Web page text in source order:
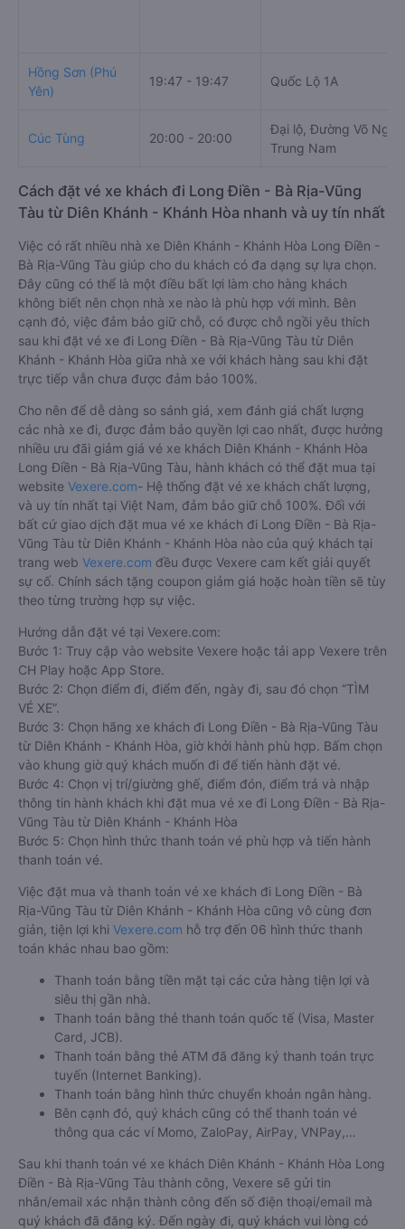
Hồng Sơn (Phú
Yên)
19:47 - 19:47 Quốc Lộ 1A
Cúc Tùng 20:00 - 20:00
Đại lộ, Đường Võ
Trung Nam
Cách đặt vé xe khách đi Long Điền - Bà Rịa-Vũng
Tàu từ Diên Khánh - Khánh Hòa nhanh và uy tín nhất
Việc có rất nhiều nhà xe Diên Khánh - Khánh Hòa Long Điền -
Bà Rịa-Vũng Tàu giúp cho du khách có đa dạng sự lựa chọn.
Đây cũng có thể là một điều bất lợi làm cho hàng khách
không biết nên chọn nhà xe nào là phù hợp với mình. Bên
cạnh đó, việc đảm bảo giữ chỗ, có được chỗ ngồi yêu thích
sau khi đặt vé xe đi Long Điền - Bà Rịa-Vũng Tàu từ Diên
Khánh - Khánh Hòa giữa nhà xe với khách hàng sau khi đặt
trực tiếp vẫn chưa được đảm bảo 100%.
Cho nên để dễ dàng so sánh giá, xem đánh giá chất lượng
các nhà xe đi, được đảm bảo quyền lợi cao nhất, được hưởng
nhiều ưu đãi giảm giá vé xe khách Diên Khánh - Khánh Hòa
Long Điền - Bà Rịa-Vũng Tàu, hành khách có thể đặt mua tại
website Vexere.com- Hệ thống đặt vé xe khách chất lượng,
và uy tín nhất tại Việt Nam, đảm bảo giữ chỗ 100%. Đối với
bất cứ giao dịch đặt mua vé xe khách đi Long Điền - Bà Rịa-
Vũng Tàu từ Diên Khánh - Khánh Hòa nào của quý khách tại
trang web Vexere.com đều được Vexere cam kết giải quyết
sự cố. Chính sách tặng coupon giảm giá hoặc hoàn tiền sẽ tùy
theo từng trường hợp sự việc.
Hướng dẫn đặt vé tại Vexere.com:
Bước 1: Truy cập vào website Vexere hoặc tải app Vexere trên
CH Play hoặc App Store.
Bước 2: Chọn điểm đi, điểm đến, ngày đi, sau đó chọn “TÌM
VÉ XE”.
Bước 3: Chọn hãng xe khách đi Long Điền - Bà Rịa-Vũng Tàu
từ Diên Khánh - Khánh Hòa, giờ khởi hành phù hợp. Bấm chọn
vào khung giờ quý khách muốn đi để tiến hành đặt vé.
Bước 4: Chọn vị trí/giường ghế, điểm đón, điểm trả và nhập
thông tin hành khách khi đặt mua vé xe đi Long Điền - Bà Rịa-
Vũng Tàu từ Diên Khánh - Khánh Hòa
Bước 5: Chọn hình thức thanh toán vé phù hợp và tiến hành
thanh toán vé.
Việc đặt mua và thanh toán vé xe khách đi Long Điền - Bà
Rịa-Vũng Tàu từ Diên Khánh - Khánh Hòa cũng vô cùng đơn
giản, tiện lợi khi Vexere.com hỗ trợ đến 06 hình thức thanh
toán khác nhau bao gồm:
Thanh toán bằng tiền mặt tại các cửa hàng tiện lợi và
siêu thị gần nhà.
Thanh toán bằng thẻ thanh toán quốc tế (Visa, Master
Card, JCB).
Thanh toán bằng thẻ ATM đã đăng ký thanh toán trực
tuyến (Internet Banking).
Thanh toán bằng hình thức chuyển khoản ngân hàng.
Bên cạnh đó, quý khách cũng có thể thanh toán vé
thông qua các ví Momo, ZaloPay, AirPay, VNPay,…
Sau khi thanh toán vé xe khách Diên Khánh - Khánh Hòa Long
Điền - Bà Rịa-Vũng Tàu thành công, Vexere sẽ gửi tin
nhắn/email xác nhận thành công đến số điện thoại/email mà
quý khách đã đăng ký. Đến ngày đi, quý khách vui lòng có